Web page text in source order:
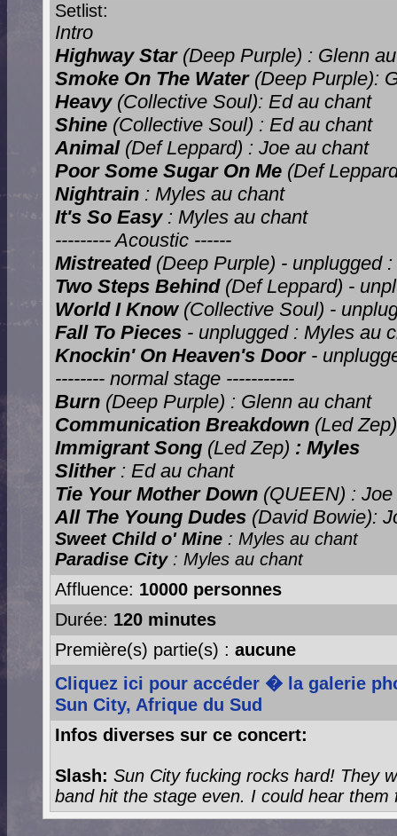
Setlist:
Intro
Highway Star(Deep Purple) : Glenn
Smoke On The Water(Deep Purple):
Heavy(Collective Soul): Ed au chant
Shine (Collective Soul) : Ed au chant
Animal(Def Leppard) : Joe au chant
Poor Some Sugar On Me (Def
Nightrain : Myles au chant
It's So Easy: Myles au chant
--------- Acoustic ------
Mistreated(Deep Purple) - unplugged
Two Steps Behind(Def Leppard) -
World I Know(Collective Soul) -
Fall To Pieces - unplugged : Myles au
Knockin' On Heaven's Door-
-------- normal stage -----------
Burn (Deep Purple) : Glenn au chant
Communication Breakdown (Led
Immigrant Song (Led Zep) : Myles
Slither: Edau chant
Tie Your Mother Down (QUEEN) :
All The Young Dudes (David Bowie):
Sweet Child o' Mine : Myles au chant
Paradise City: Myles au chant
Affluence: 10000 personnes
Durée: 120 minutes
Première(s) partie(s) : aucune
Cliquez ici pour accéder � la galerie
Sun City, Afrique du Sud
Infos diverses sur ce concert:
Slash: Sun City fucking rocks hard! They
band hit the stage even. I could hear